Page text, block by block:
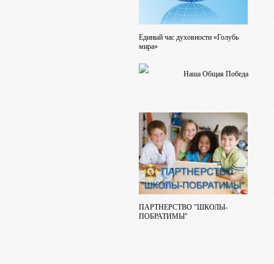
Единый час духовности «Голубь
мира»
Наша Общая Победа
ПАРТНЕРСТВО "ШКОЛЫ-
ПОБРАТИМЫ"